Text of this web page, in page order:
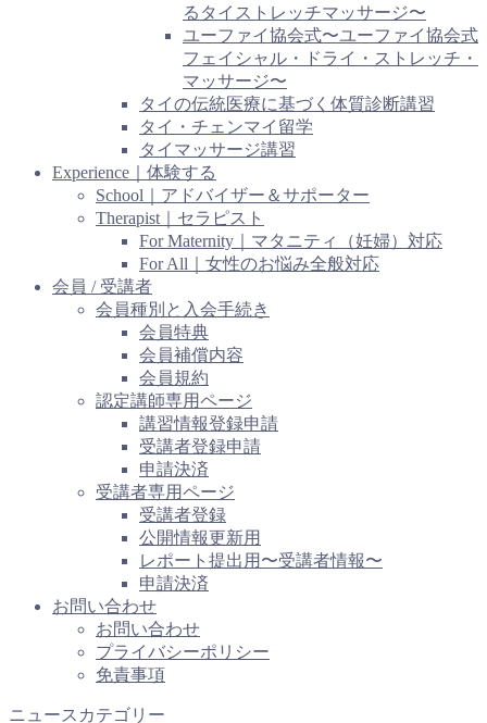
るタイストレッチマッサージ〜
ユーファイ協会式〜ユーファイ協会式
フェイシャル・ドライ・ストレッチ・
マッサージ〜
タイの伝統医療に基づく体質診断講習
タイ・チェンマイ留学
タイマッサージ講習
Experience｜体験する
School｜アドバイザー＆サポーター
Therapist｜セラピスト
For Maternity｜マタニティ（妊婦）対応
For All｜女性のお悩み全般対応
会員 / 受講者
会員種別と入会手続き
会員特典
会員補償内容
会員規約
認定講師専用ページ
講習情報登録申請
受講者登録申請
申請決済
受講者専用ページ
受講者登録
公開情報更新用
レポート提出用〜受講者情報〜
申請決済
お問い合わせ
お問い合わせ
プライバシーポリシー
免責事項
ニュースカテゴリー